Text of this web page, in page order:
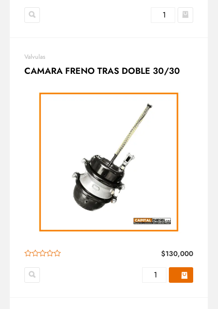
Valvulas
CAMARA FRENO TRAS DOBLE 30/30
$130,000